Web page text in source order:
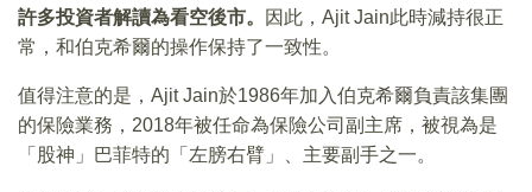
許多投資者解讀為看空後市。
因此，Ajit Jain此時減持很正
常，和伯克希爾的操作保持了一致性。
值得注意的是，Ajit Jain於1986年加入伯克希爾負責該集團
的保險業務，2018年被任命為保險公司副主席，被視為是
「股神」巴菲特的「左膀右臂」、主要副手之一。